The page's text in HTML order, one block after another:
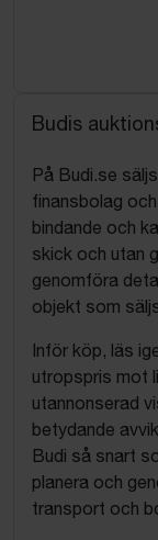
Budis
På Budi.se
finansbolag
bindande och
skick och utan
genomföra
objekt som
Inför köp, läs
utropspris mot
utannonserad
betydande
Budi så snart
planera och
transport och